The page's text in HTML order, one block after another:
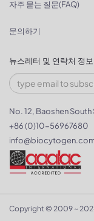
자주 묻는 질문(FAQ)
문의하기
뉴스레터 및 연락처 정보
No. 12, Baoshen
+86 (0)10-56967680
Copyright © 2009 ~